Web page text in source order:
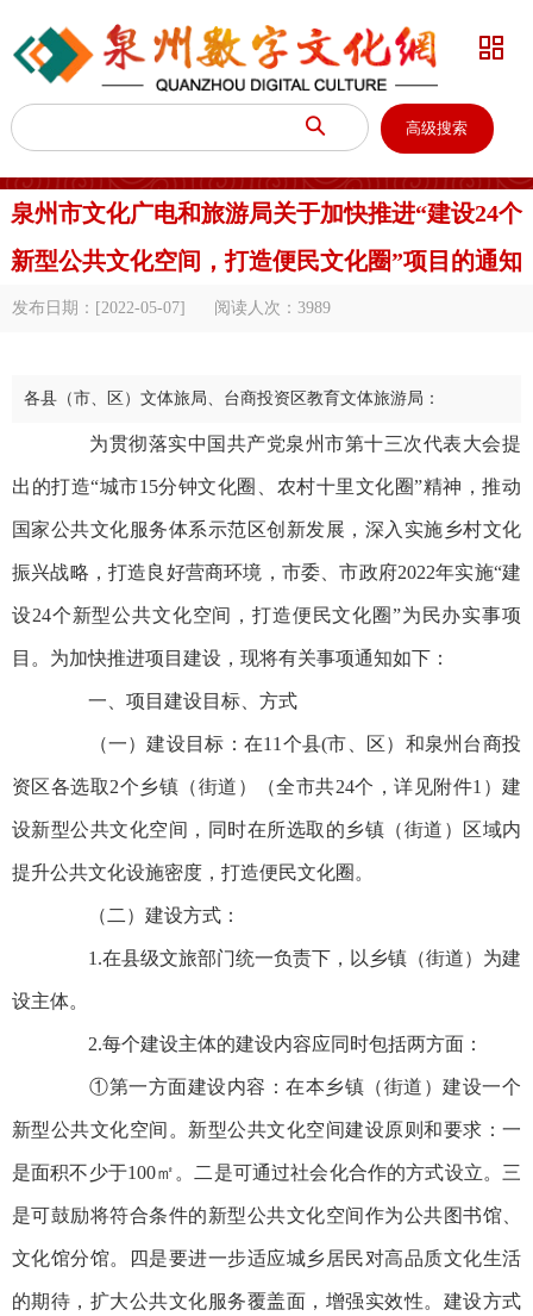
 高级搜索

泉州市文化广电和旅游局关于加快推进“建设24个
新型公共文化空间，打造便民文化圈”项目的通知
发布日期：[2022-05-07] 阅读人次： 3989
各县（市、区）文体旅局、台商投资区教育文体旅游局：
为贯彻落实中国共产党泉州市第十三次代表大会提
出的打造“城市15分钟文化圈、农村十里文化圈”精神，推动
国家公共文化服务体系示范区创新发展，深入实施乡村文化
振兴战略，打造良好营商环境，市委、市政府2022年实施“建
设24个新型公共文化空间，打造便民文化圈”为民办实事项
目。为加快推进项目建设，现将有关事项通知如下：
一、项目建设目标、方式
（一）建设目标：在11个县(市、区）和泉州台商投
资区各选取2个乡镇（街道）（全市共24个，详见附件1）建
设新型公共文化空间，同时在所选取的乡镇（街道）区域内
提升公共文化设施密度，打造便民文化圈。
（二）建设方式：
1.在县级文旅部门统一负责下，以乡镇（街道）为建
设主体。
2.每个建设主体的建设内容应同时包括两方面：
①第一方面建设内容：在本乡镇（街道）建设一个
新型公共文化空间。新型公共文化空间建设原则和要求：一
是面积不少于100㎡。二是可通过社会化合作的方式设立。三
是可鼓励将符合条件的新型公共文化空间作为公共图书馆、
文化馆分馆。四是要进一步适应城乡居民对高品质文化生活
的期待，扩大公共文化服务覆盖面，增强实效性。建设方式